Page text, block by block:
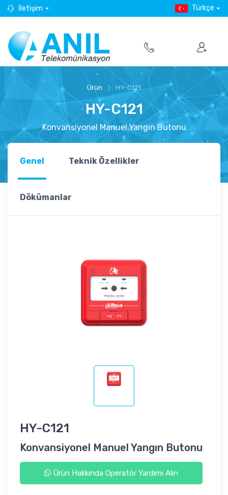
İletişim Türkçe
Ürün HY-C121
HY-C121
Konvansiyonel Manuel Yangın Butonu
Genel Teknik Özellikler
Dökümanlar
HY-C121
Konvansiyonel Manuel Yangın Butonu
Ürün Hakkında Operatör Yardımı Alın